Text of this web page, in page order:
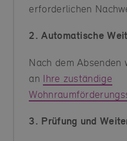
erforderlichen
2. Automatische
Nach dem
an Ihre zuständige
3. Prüfung und